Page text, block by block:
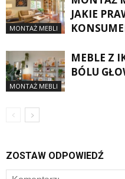
MONTAŻ MEBLI
JAKIE
MONTAŻ MEBLI
MEBLE Z
BÓLU
ZOSTAW ODPOWIEDŹ